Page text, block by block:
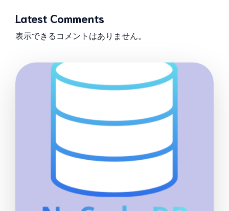
Latest Comments
表示できるコメントはありません。